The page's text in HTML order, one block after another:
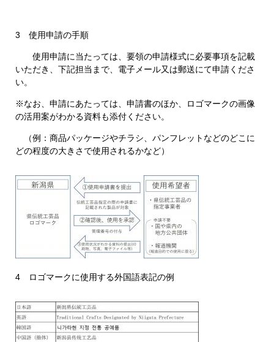
3 使用申請の手順
使用申請に当たっては、要領の申請様式に必要事項を記載
いただき、下記担当まで、電子メール又は郵送にて申請くださ
い。
※なお、申請にあたっては、申請書のほか、ロゴマークの画像
の活用案がわかる資料も添付ください。
（例：商品パッケージやチラシ、パンフレットなどのどこに
どの程度の大きさで使用されるかなど）
4 ロゴマークに使用する外国語表記の例